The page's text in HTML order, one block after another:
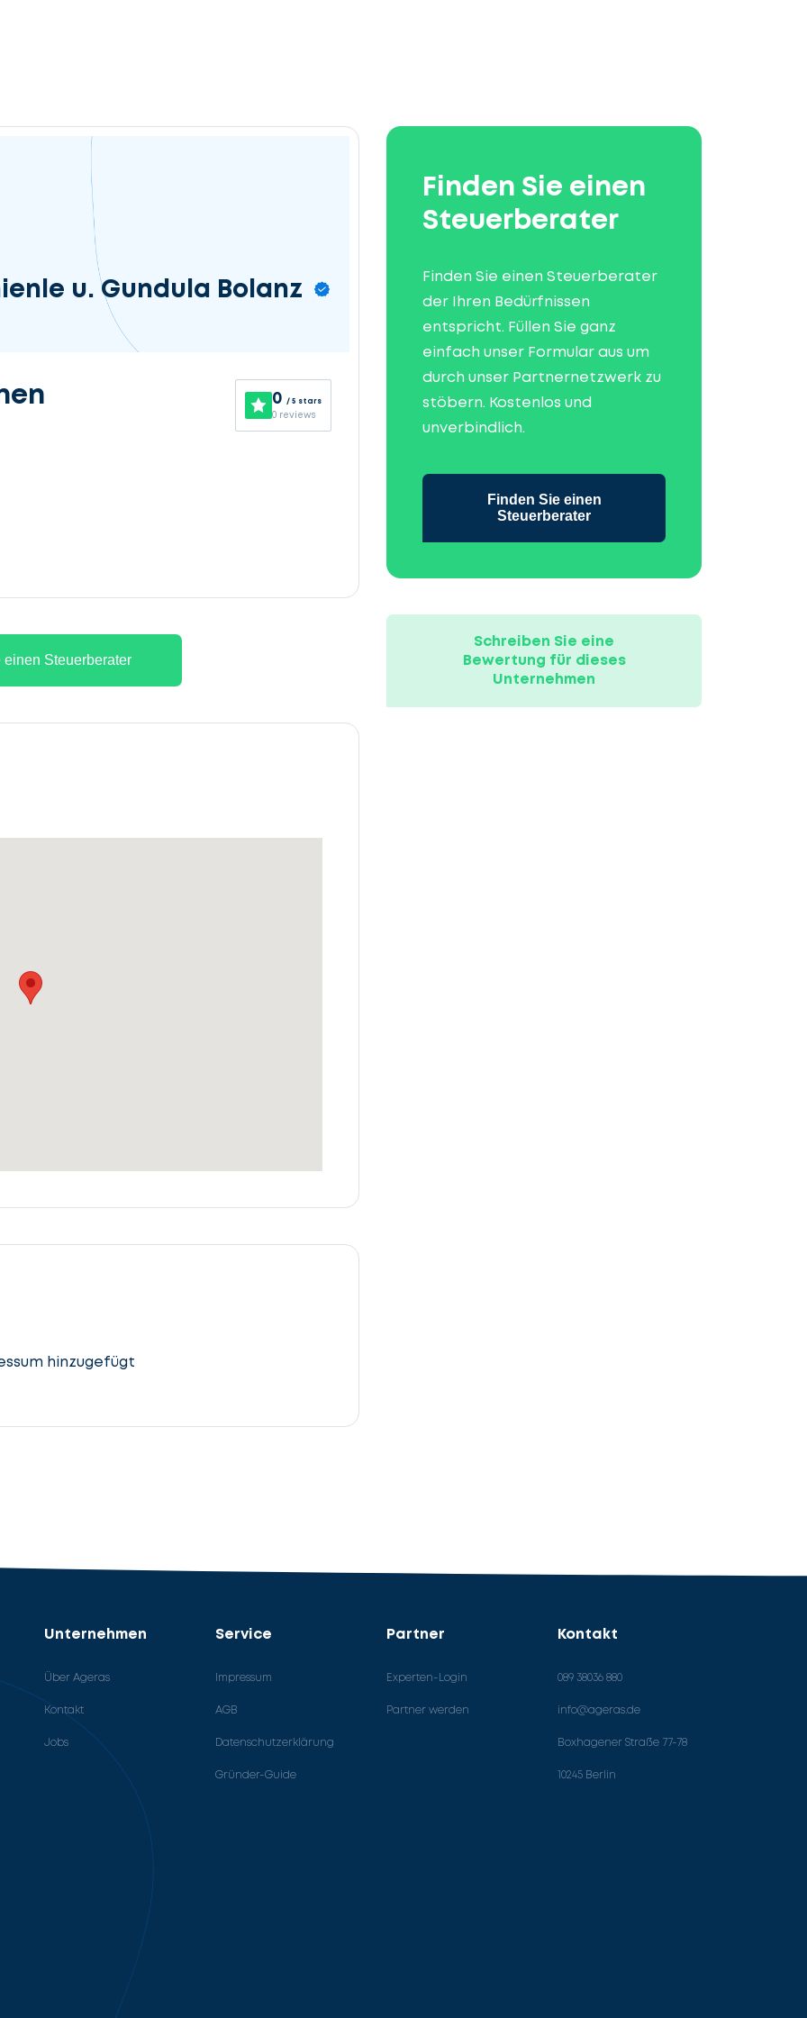
u. Gundula Bolanz
0 / 5 stars
0 reviews
einen Steuerberater
hinzugefügt
Finden Sie einen
Steuerberater
Finden Sie einen Steuerberater
der Ihren Bedürfnissen
entspricht. Füllen Sie ganz
einfach unser Formular aus um
durch unser Partnernetzwerk zu
stöbern. Kostenlos und
unverbindlich.
Finden Sie einen
Steuerberater
Schreiben Sie eine
Bewertung für dieses
Unternehmen
Unternehmen
Über Ageras
Kontakt
Jobs
Service
Impressum
AGB
Datenschutzerklärung
Gründer-Guide
Partner
Experten-Login
Partner werden
Kontakt
089 38036 880
info@ageras.de
Boxhagener Straße 77-78
10245 Berlin